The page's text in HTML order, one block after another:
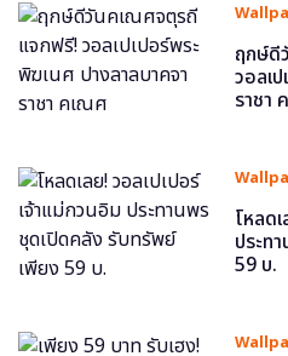
ฤกษ์ดี
วอลเ
ราชา
โหลด
ประท
59 บ.